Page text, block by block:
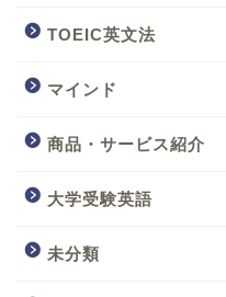
TOEIC英文法
マインド
商品・サービス紹介
大学受験英語
未分類